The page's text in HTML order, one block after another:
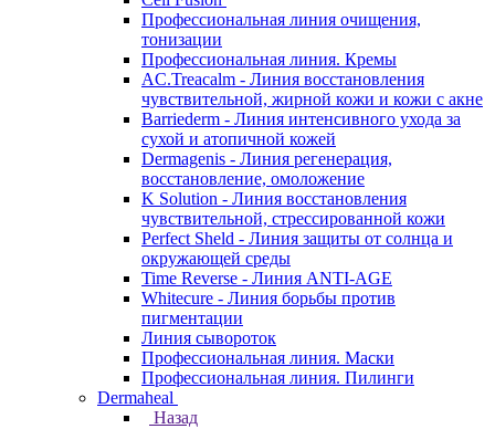
Профессиональная линия очищения,
тонизации
Профессиональная линия. Кремы
AC.Treacalm - Линия восстановления
чувствительной, жирной кожи и кожи с акне
Barriederm - Линия интенсивного ухода за
сухой и атопичной кожей
Dermagenis - Линия регенерация,
восстановление, омоложение
K Solution - Линия восстановления
чувствительной, стрессированной кожи
Perfect Sheld - Линия защиты от солнца и
окружающей среды
Time Reverse - Линия ANTI-AGE
Whitecure - Линия борьбы против
пигментации
Линия сывороток
Профессиональная линия. Маски
Профессиональная линия. Пилинги
Dermaheal
Назад